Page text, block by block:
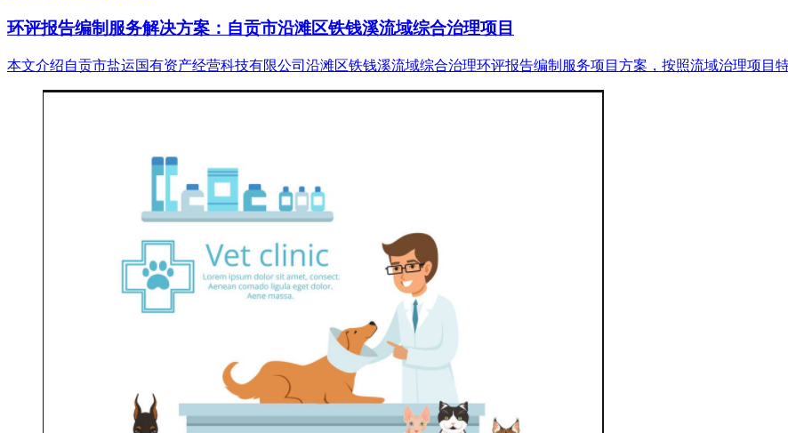
环评报告编制服务解决方案：自贡市沿滩区铁钱溪流域综合治理项目
本文介绍自贡市盐运国有资产经营科技有限公司沿滩区铁钱溪流域综合治理环评报告编制服务项目方案，按照流域治理项目